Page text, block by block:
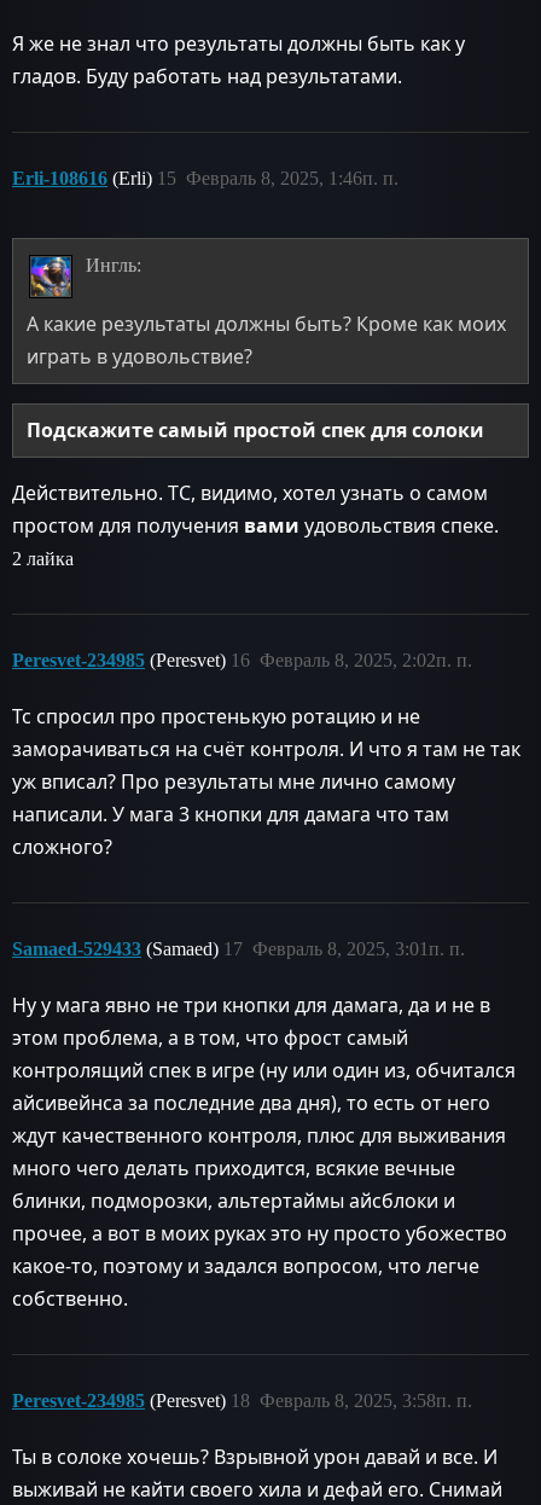
Я же не знал что результаты должны быть как у
гладов. Буду работать над результатами.
Erli-108616 (Erli) Февраль 8, 2025, 1:46п. п.
15
Ингль:
А какие результаты должны быть? Кроме как моих
играть в удовольствие?
Подскажите самый простой спек для солоки
Действительно. ТС, видимо, хотел узнать о самом
простом для получения вами удовольствия спеке.
2 лайка
Peresvet-234985 (Peresvet) Февраль 8, 2025, 2:02п. п.
16
Тс спросил про простенькую ротацию и не
заморачиваться на счёт контроля. И что я там не так
уж вписал? Про результаты мне лично самому
написали. У мага 3 кнопки для дамага что там
сложного?
Samaed-529433 (Samaed) Февраль 8, 2025, 3:01п. п.
17
Ну у мага явно не три кнопки для дамага, да и не в
этом проблема, а в том, что фрост самый
контролящий спек в игре (ну или один из, обчитался
айсивейнса за последние два дня), то есть от него
ждут качественного контроля, плюс для выживания
много чего делать приходится, всякие вечные
блинки, подморозки, альтертаймы айсблоки и
прочее, а вот в моих руках это ну просто убожество
какое-то, поэтому и задался вопросом, что легче
собственно.
Peresvet-234985 (Peresvet) Февраль 8, 2025, 3:58п. п.
18
Ты в солоке хочешь? Взрывной урон давай и все. И
выживай не кайти своего хила и дефай его. Снимай